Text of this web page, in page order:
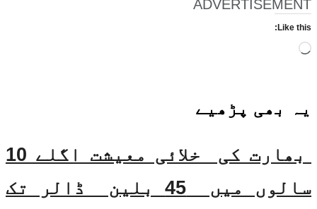
ADVERTISEMENT
Like this:
Loading…
یہ بھی پڑھیے
بھارت کی خلائی معیشت اگلے 10
سالوں میں 45 بلین ڈالر تک